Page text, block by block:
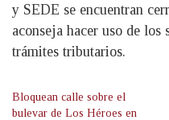
y SEDE se encuentran
aconseja hacer uso de
trámites tributarios.
Bloquean calle sobre el
bulevar de Los Héroes en